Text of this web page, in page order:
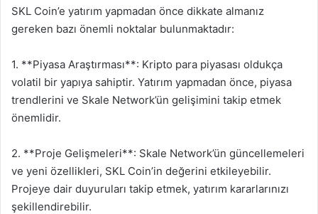
SKL Coin’e yatırım yapmadan önce dikkate almanız
gereken bazı önemli noktalar bulunmaktadır:
1. **Piyasa Araştırması**: Kripto para piyasası oldukça
volatil bir yapıya sahiptir. Yatırım yapmadan önce, piyasa
trendlerini ve Skale Network’ün gelişimini takip etmek
önemlidir.
2. **Proje Gelişmeleri**: Skale Network’ün güncellemeleri
ve yeni özellikleri, SKL Coin’in değerini etkileyebilir.
Projeye dair duyuruları takip etmek, yatırım kararlarınızı
şekillendirebilir.